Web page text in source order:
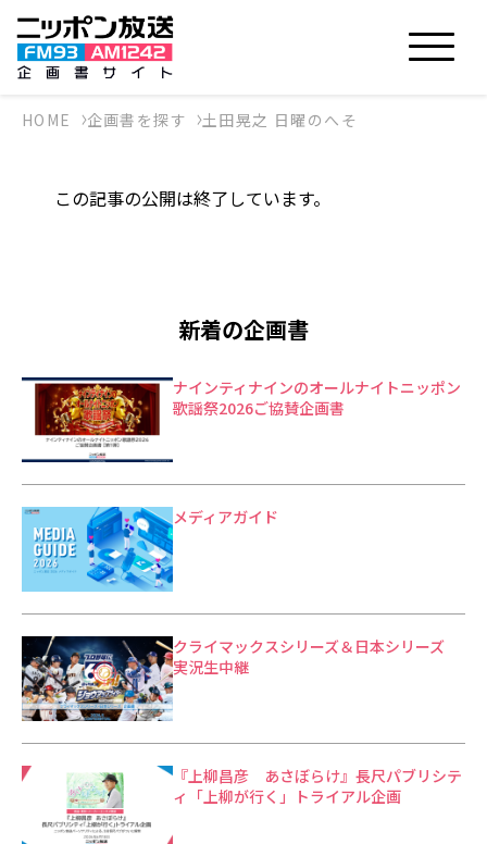
HOME 企画書を探す 土田晃之 日曜のへそ
この記事の公開は終了しています。
新着の企画書
ナインティナインのオールナイトニッポン
歌謡祭2026ご協賛企画書
メディアガイド
クライマックスシリーズ＆日本シリーズ
実況生中継
『上柳昌彦 あさぼらけ』長尺パブリシテ
ィ「上柳が行く」トライアル企画